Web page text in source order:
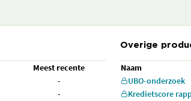
Meest recente
-
-
Overige
Naam
UBO-onderzoek
Kredietscore